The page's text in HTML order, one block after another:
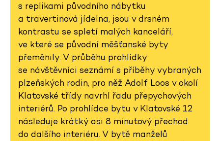
s replikami původního nábytku
a travertinová jídelna, jsou v drsném
kontrastu se spletí malých kanceláří,
ve které se původní měšťanské byty
přeměnily. V průběhu prohlídky
se návštěvníci seznámí s příběhy vybraných
plzeňských rodin, pro něž Adolf Loos v okolí
Klatovské třídy navrhl řadu přepychových
interiérů. Po prohlídce bytu v Klatovské 12
následuje krátký asi 8 minutový přechod
do dalšího interiéru. V bytě manželů